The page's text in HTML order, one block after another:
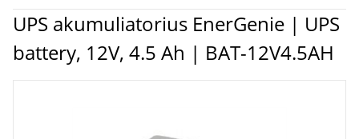
UPS akumuliatorius EnerGenie | UPS
battery, 12V, 4.5 Ah | BAT-12V4.5AH